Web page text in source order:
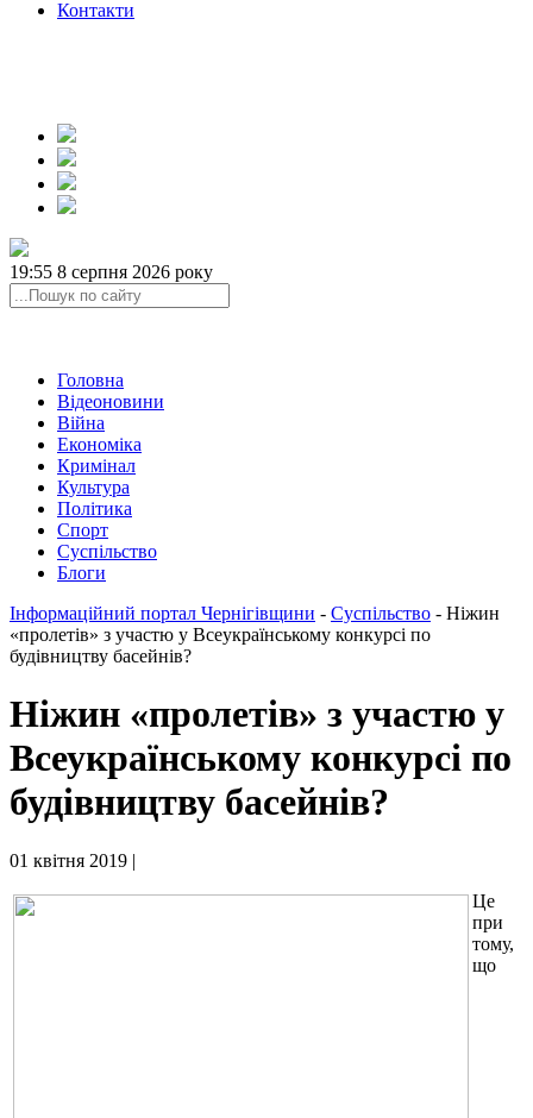
Контакти
19:55 8 серпня 2026 року
Головна
Відеоновини
Війна
Економіка
Кримінал
Культура
Політика
Спорт
Суспільство
Блоги
Інформаційний портал Чернігівщини - Суспільство - Ніжин
«пролетів» з участю у Всеукраїнському конкурсі по
будівництву басейнів?
Ніжин «пролетів» з участю у
Всеукраїнському конкурсі по
будівництву басейнів?
01 квітня 2019 |
Це
при
тому,
що